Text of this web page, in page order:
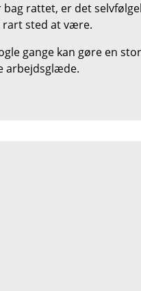
rattet, er det
sted at være.
gange kan gøre en
arbejdsglæde.